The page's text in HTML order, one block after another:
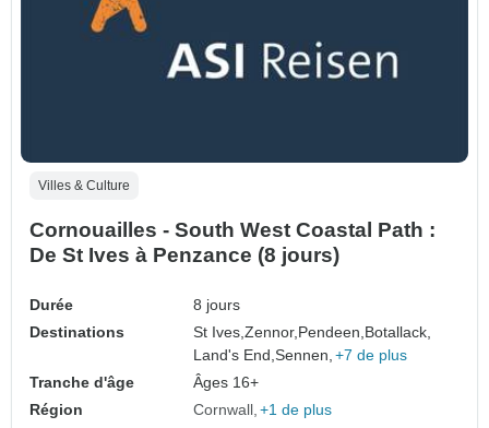
Villes & Culture
Cornouailles - South West Coastal Path :
De St Ives à Penzance (8 jours)
Durée
8 jours
Destinations
St Ives,Zennor, Pendeen, Botallack,
Land's End,Sennen, +7 de plus
Tranche d'âge
Âges 16+
Région
Cornwall +1 de plus